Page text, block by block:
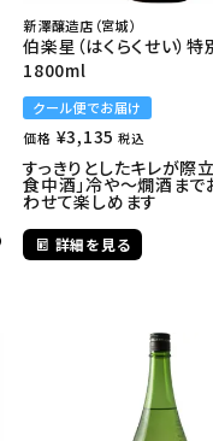
新澤醸造店（宮城）
伯楽星（はくらくせい）
1800ml
クール便でお届け
価格 ¥3,135 税込
すっきりとしたキレが際
食中酒」冷や～燗酒ま
わせて楽しめます
詳細を見る